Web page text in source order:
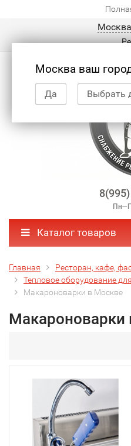
Москва
Москва ваш
Да Выбрать
Каталог товаров
Главная
Ресторан, кафе,
Тепловое оборудование
Макароноварки в Москве
Макароноварки